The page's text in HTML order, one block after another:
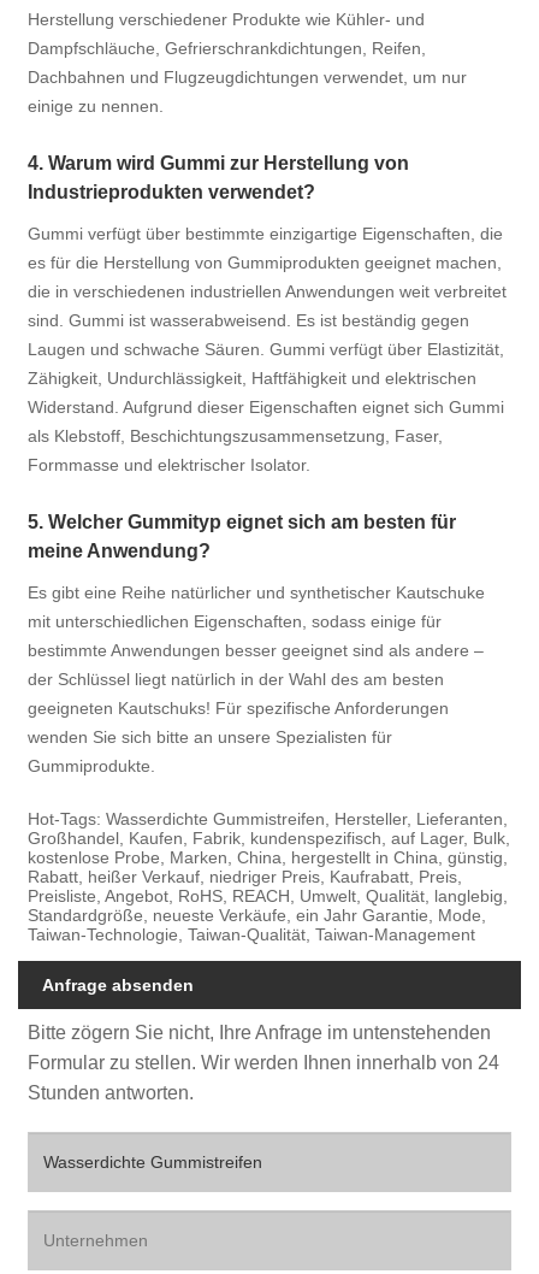
Herstellung verschiedener Produkte wie Kühler- und
Dampfschläuche, Gefrierschrankdichtungen, Reifen,
Dachbahnen und Flugzeugdichtungen verwendet, um nur
einige zu nennen.
4. Warum wird Gummi zur Herstellung von
Industrieprodukten verwendet?
Gummi verfügt über bestimmte einzigartige Eigenschaften, die
es für die Herstellung von Gummiprodukten geeignet machen,
die in verschiedenen industriellen Anwendungen weit verbreitet
sind. Gummi ist wasserabweisend. Es ist beständig gegen
Laugen und schwache Säuren. Gummi verfügt über Elastizität,
Zähigkeit, Undurchlässigkeit, Haftfähigkeit und elektrischen
Widerstand. Aufgrund dieser Eigenschaften eignet sich Gummi
als Klebstoff, Beschichtungszusammensetzung, Faser,
Formmasse und elektrischer Isolator.
5. Welcher Gummityp eignet sich am besten für
meine Anwendung?
Es gibt eine Reihe natürlicher und synthetischer Kautschuke
mit unterschiedlichen Eigenschaften, sodass einige für
bestimmte Anwendungen besser geeignet sind als andere –
der Schlüssel liegt natürlich in der Wahl des am besten
geeigneten Kautschuks! Für spezifische Anforderungen
wenden Sie sich bitte an unsere Spezialisten für
Gummiprodukte.
Hot-Tags: Wasserdichte Gummistreifen, Hersteller, Lieferanten,
Großhandel, Kaufen, Fabrik, kundenspezifisch, auf Lager, Bulk,
kostenlose Probe, Marken, China, hergestellt in China, günstig,
Rabatt, heißer Verkauf, niedriger Preis, Kaufrabatt, Preis,
Preisliste, Angebot, RoHS, REACH, Umwelt, Qualität, langlebig,
Standardgröße, neueste Verkäufe, ein Jahr Garantie, Mode,
Taiwan-Technologie, Taiwan-Qualität, Taiwan-Management
Anfrage absenden
Bitte zögern Sie nicht, Ihre Anfrage im untenstehenden
Formular zu stellen. Wir werden Ihnen innerhalb von 24
Stunden antworten.